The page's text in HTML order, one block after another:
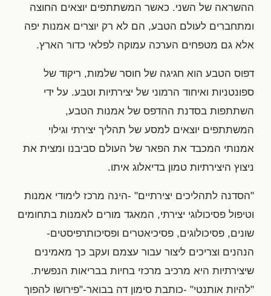
ההשראה של השני. כאשר המשתתפים יוצאים החוצה
ומתחברים לעולם הטבע, הם לא רק יוצרים אמנות יפה
אלא גם מטפחים הערכה עמוקה לפלאי כדור הארץ.
דפוס הטבע הוא חגיגה של חוסר שלמות, ריקוד של
ספונטניות ואיחוד הרמוני של יצירתיות וטבע. על ידי
השתתפות בסדנת ההדפס של אמנות הטבע,
המשתתפים יוצאים למסע של תהליך יצירתי וגילוי
אמנותי המכבד את הפאר של העולם סביבנו ומצית את
ניצוץ היצירתיות טמון בדיאלוג איתו.
"הסדנה לתהליכים יצירתיים" -הינה מרכז לימודי אמנות
וטיפול פסיכולוגי יצירתי, המאגד מורים לאמנות בתחומים
שונים, פסיכולוגים, פסיכיאטרים ופסיכותרפיסטים-
הנהנים וצריכים ליצור עבור עצמם ועקב כך מאמינים
שיצירתיות היא מרכיב מרכזי בחיות בבריאות הנפשית.
"להיות אותנטי" -כותבת סימון דה בבואר-"פירושו להפוך